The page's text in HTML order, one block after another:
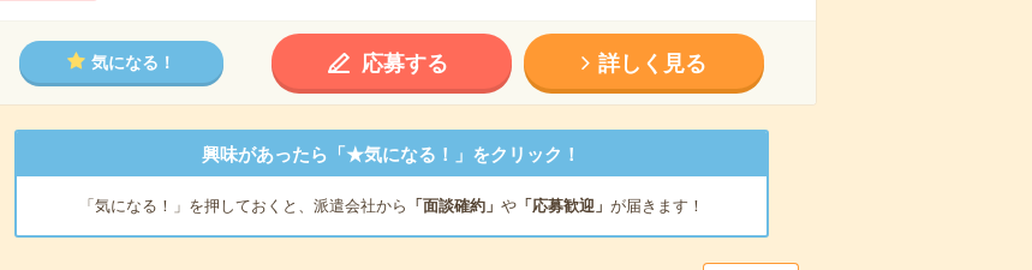
気になる！ 応募する 詳しく見る
興味があったら「★気になる！」をクリック！
「気になる！」を押しておくと、派遣会社から 「面談確約」 や「応募歓迎」 が届きます！